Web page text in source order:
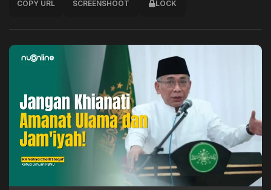
COPY URL SCREENSHOOT LOCK